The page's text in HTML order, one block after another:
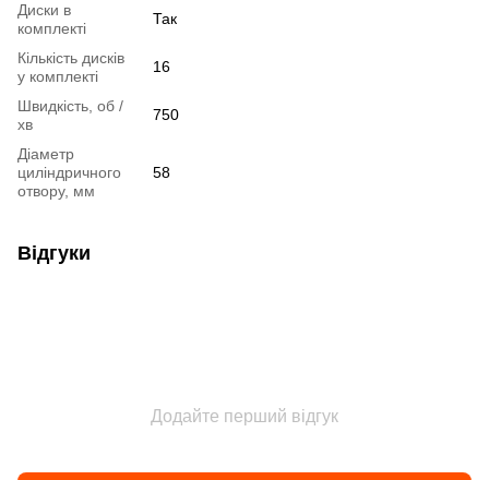
Диски в
комплекті
Так
Кількість дисків
у комплекті
16
Швидкість, об /
хв
750
Діаметр
циліндричного
отвору, мм
58
Відгуки
Додайте перший відгук